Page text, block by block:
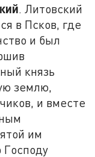
. Литовский
в Псков, где
и был
князь
землю,
и вместе
им
Господу